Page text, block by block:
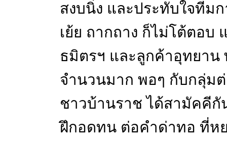
สงบนิ่ง และประทับใจทีม
เย้ย ถากถาง ก็ไม่โต้ตอ
ธมิตรฯ และลูกค้าอุทยาน
จำนวนมาก พอๆ กับกลุ่ม
ชาวบ้านราช ได้สามัคคีกั
ฝึกอดทน ต่อคำด่าทอ ที่ห